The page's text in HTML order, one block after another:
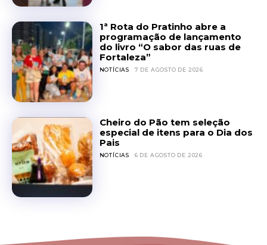
1ª Rota do Pratinho abre a
programação de lançamento
do livro “O sabor das ruas de
Fortaleza”
NOTÍCIAS 7 DE AGOSTO DE 2026
Cheiro do Pão tem seleção
especial de itens para o Dia dos
Pais
NOTÍCIAS 6 DE AGOSTO DE 2026